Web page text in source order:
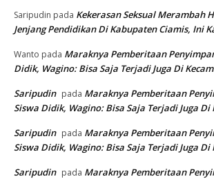
Saripudin pada Kekerasan Seksual Merambah
Jenjang Pendidikan Di Kabupaten Ciamis, Ini
Wanto pada Maraknya Pemberitaan
Didik, Wagino: Bisa Saja Terjadi Juga Di
Saripudin pada Maraknya Pemberitaan
Siswa Didik, Wagino: Bisa Saja Terjadi Juga
Saripudin pada Maraknya Pemberitaan
Siswa Didik, Wagino: Bisa Saja Terjadi Juga
Saripudin pada Maraknya Pemberitaan